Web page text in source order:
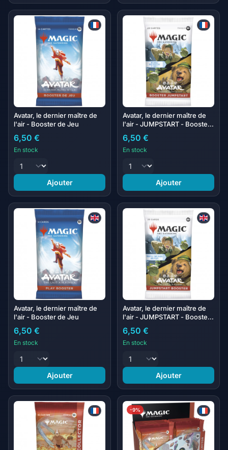
Avatar, le dernier maître de
l'air - Booster de Jeu
6,50 €
En stock
Ajouter
Avatar, le dernier maître de
l'air - JUMPSTART - Booster
6,50 €
En stock
Ajouter
Avatar, le dernier maître de
l'air - Booster de Jeu
6,50 €
En stock
Ajouter
Avatar, le dernier maître de
l'air - JUMPSTART - Booster
6,50 €
En stock
Ajouter
-9%